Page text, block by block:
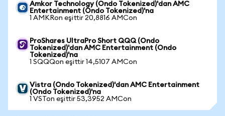
Amkor Technology (Ondo Tokenized)'dan AMC
Entertainment (Ondo Tokenized)'na
1 AMKRon eşittir 20,8816 AMCon
ProShares UltraPro Short QQQ (Ondo
Tokenized)'dan AMC Entertainment (Ondo
Tokenized)'na
1 SQQQon eşittir 14,5107 AMCon
Vistra (Ondo Tokenized)'dan AMC Entertainment
(Ondo Tokenized)'na
1 VSTon eşittir 53,3952 AMCon